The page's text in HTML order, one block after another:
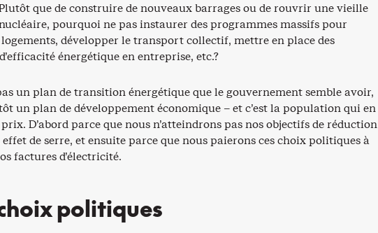
que de construire de nouveaux barrages ou de rouvrir une vieille
pourquoi ne pas instaurer des programmes massifs pour
développer le transport collectif, mettre en place des
énergétique en entreprise, etc.?
un plan de transition énergétique que le gouvernement semble avoir,
un plan de développement économique – et c’est la population qui en
D’abord parce que nous n’atteindrons pas nos objectifs de réduction
effet de serre, et ensuite parce que nous paierons ces choix politiques à
factures d’électricité.
politiques